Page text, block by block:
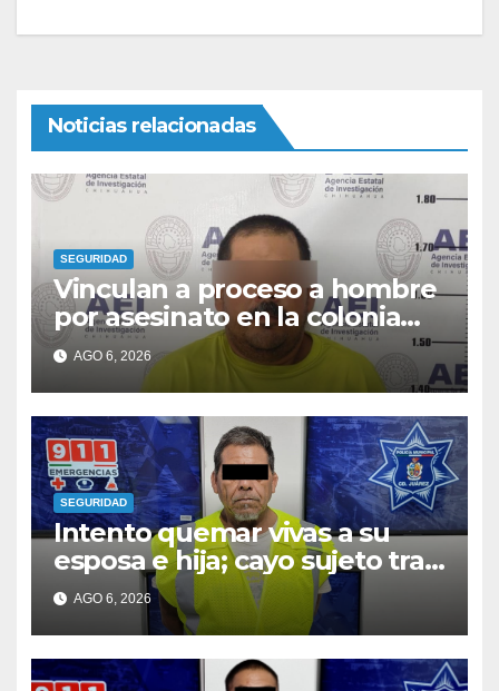
Noticias relacionadas
SEGURIDAD
Vinculan a proceso a hombre
por asesinato en la colonia
Fronteriza
AGO 6, 2026
SEGURIDAD
Intento quemar vivas a su
esposa e hija; cayo sujeto tras
rociarlas con combustible
AGO 6, 2026